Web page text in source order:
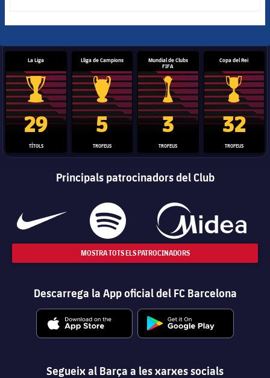
La Liga
Trofeu de la Liga
29
TÍTOLS
Lliga de Campions
Trofeu de la Lliga de Campions
5
TROFEUS
Mundial de Clubs
FIFA
Trofeu del Mundial de Clubs
3
TROFEUS
Copa del Rei
Copa del
32
TROFEUS
Principals patrocinadors del Club
MOSTRA TOTS ELS PATROCINADORS
Descarrega la App oficial del FC Barcelona
Segueix al Barça a les xarxes socials